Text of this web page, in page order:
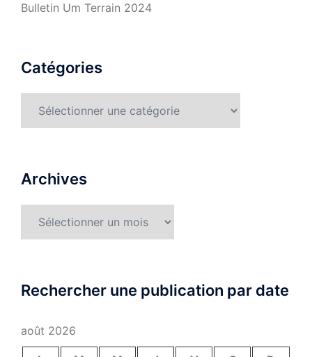
Bulletin Um Terrain 2024
Catégories
Archives
Rechercher une publication par date
août 2026